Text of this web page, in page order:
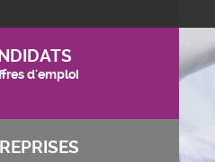
d'emploi